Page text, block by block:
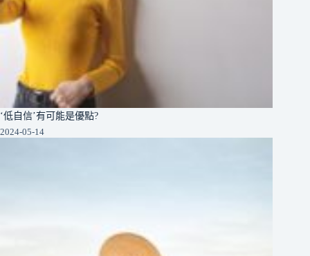
‘低自信’有可能是優點?
2024-05-14